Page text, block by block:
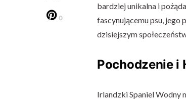
0
bardziej unikalna i
fascynującemu psu, jego
dzisiejszym
Pochodzenie i
Irlandzki Spaniel Wodny